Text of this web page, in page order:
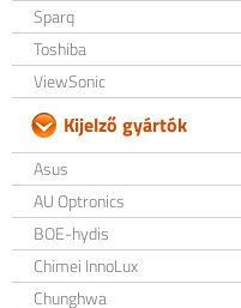
Sparq
Toshiba
ViewSonic
Kijelző gyártók
Asus
AU Optronics
BOE-hydis
Chimei InnoLux
Chunghwa